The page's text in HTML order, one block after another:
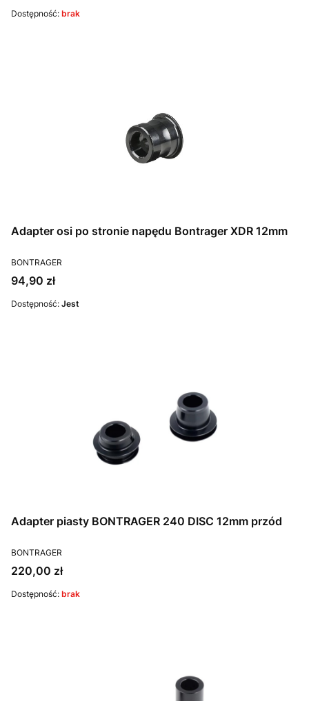
Dostępność: brak
Adapter osi po stronie napędu Bontrager XDR 12mm
PRODUCENT
BONTRAGER
Cena
94,90 zł
Dostępność: Jest
Adapter piasty BONTRAGER 240 DISC 12mm przód
PRODUCENT
BONTRAGER
Cena
220,00 zł
Dostępność: brak